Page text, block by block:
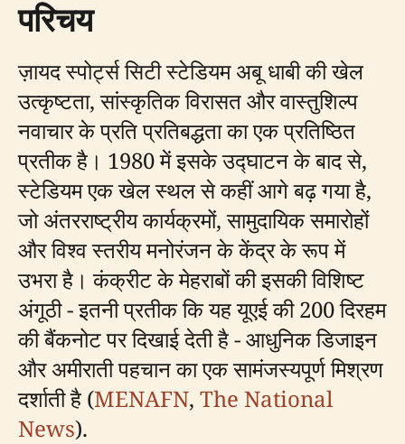
परिचय
ज़ायद स्पोर्ट्स सिटी स्टेडियम अबू धाबी की खेल
उत्कृष्टता, सांस्कृतिक विरासत और वास्तुशिल्प
नवाचार के प्रति प्रतिबद्धता का एक प्रतिष्ठित
प्रतीक है। 1980 में इसके उद्घाटन के बाद से,
स्टेडियम एक खेल स्थल से कहीं आगे बढ़ गया है,
जो अंतरराष्ट्रीय कार्यक्रमों, सामुदायिक समारोहों
और विश्व स्तरीय मनोरंजन के केंद्र के रूप में
उभरा है। कंक्रीट के मेहराबों की इसकी विशिष्ट
अंगूठी - इतनी प्रतीक कि यह यूएई की 200 दिरहम
की बैंकनोट पर दिखाई देती है - आधुनिक डिजाइन
और अमीराती पहचान का एक सामंजस्यपूर्ण मिश्रण
दर्शाती है (MENAFN, The National
News).